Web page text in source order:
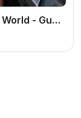
Shooting World - Gun Fire